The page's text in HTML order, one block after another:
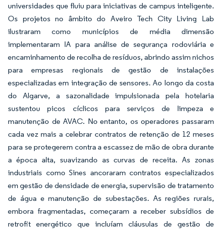
universidades que fluiu para iniciativas de campus inteligente.
Os projetos no âmbito do Aveiro Tech City Living Lab
ilustraram como municípios de média dimensão
implementaram IA para análise de segurança rodoviária e
encaminhamento de recolha de resíduos, abrindo assim nichos
para empresas regionais de gestão de instalações
especializadas em integração de sensores. Ao longo da costa
do Algarve, a sazonalidade impulsionada pela hotelaria
sustentou picos cíclicos para serviços de limpeza e
manutenção de AVAC. No entanto, os operadores passaram
cada vez mais a celebrar contratos de retenção de 12 meses
para se protegerem contra a escassez de mão de obra durante
a época alta, suavizando as curvas de receita. As zonas
industriais como Sines ancoraram contratos especializados
em gestão de densidade de energia, supervisão de tratamento
de água e manutenção de subestações. As regiões rurais,
embora fragmentadas, começaram a receber subsídios de
retrofit energético que incluíam cláusulas de gestão de